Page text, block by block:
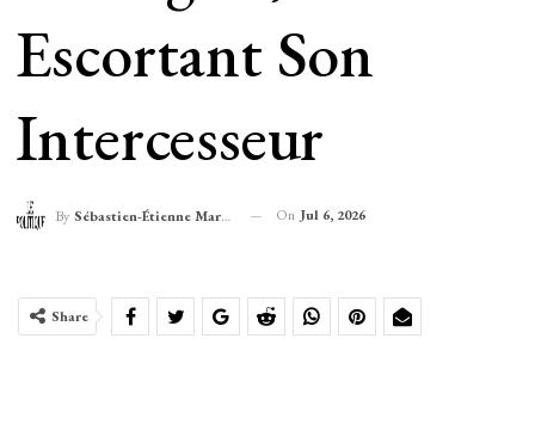
Escortant Son
Intercesseur
By Sébastien-Étienne Marechal On Jul 6, 2026
Share